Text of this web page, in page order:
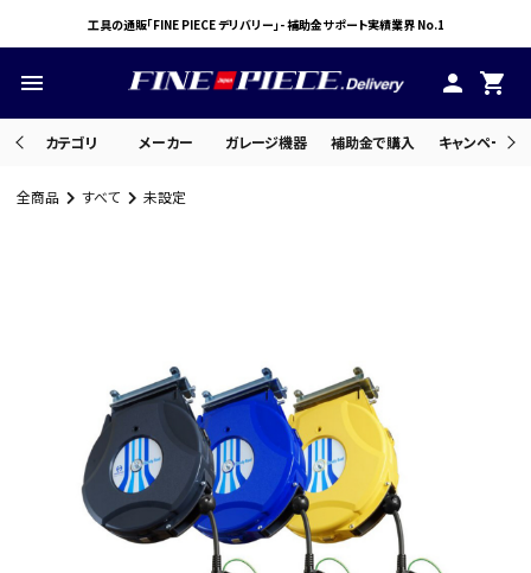
工具の通販「FINE PIECE デリバリー」- 補助金サポート実績業界 No.1
menu person shopping_cart
カテゴリ メーカー ガレージ機器 補助金で購入 キャンペーン
ログイン person 会員登録
全商品 すべて 未設定